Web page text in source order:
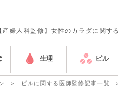
【産婦人科監修】女性のカラダに関す
生理 ピル
ピルに関する医師監修記事一覧